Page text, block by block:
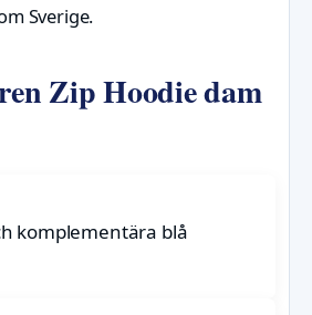
Sverige.
Zip Hoodie dam
komplementära blå